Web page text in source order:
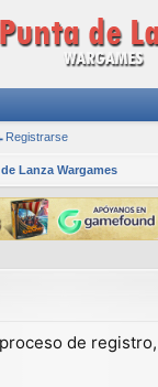
Registrarse
Lanza Wargames
de